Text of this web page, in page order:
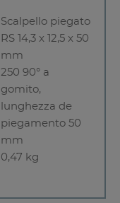
Scalpello piegato
RS 14,3 x 12,5 x 50
mm
250 90° a
gomito,
lunghezza de
piegamento 50
mm
0,47 kg